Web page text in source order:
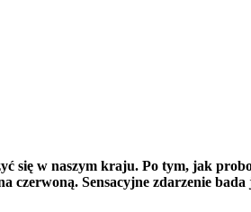
się w naszym kraju. Po tym, jak
Sensacyjne zdarzenie